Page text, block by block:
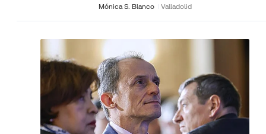
Mónica S. Blanco Valladolid